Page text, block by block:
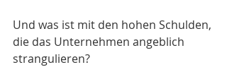
Und was ist mit den hohen Schulden,
die das Unternehmen angeblich
strangulieren?